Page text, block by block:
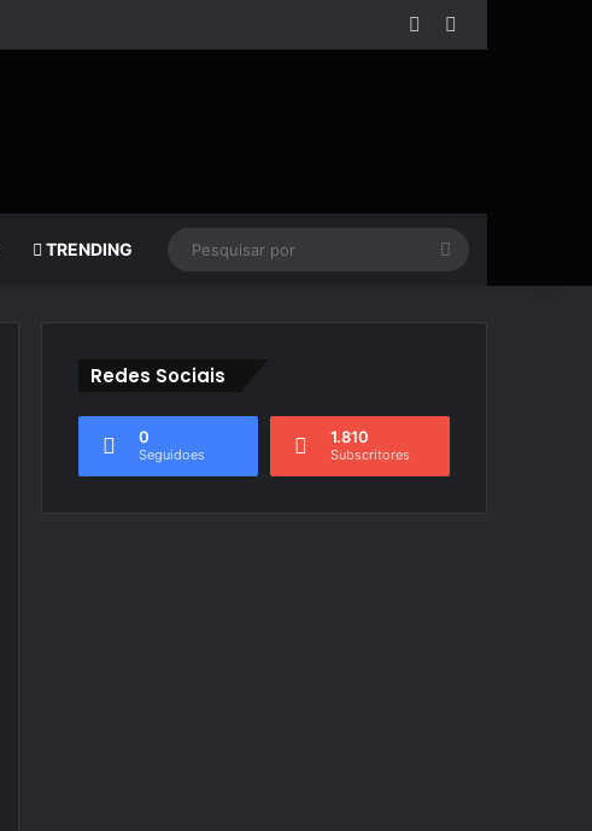
Facebook
TRENDING
Pesquisar
Redes Sociais
0
Seguidoes
1.810
Subscritores